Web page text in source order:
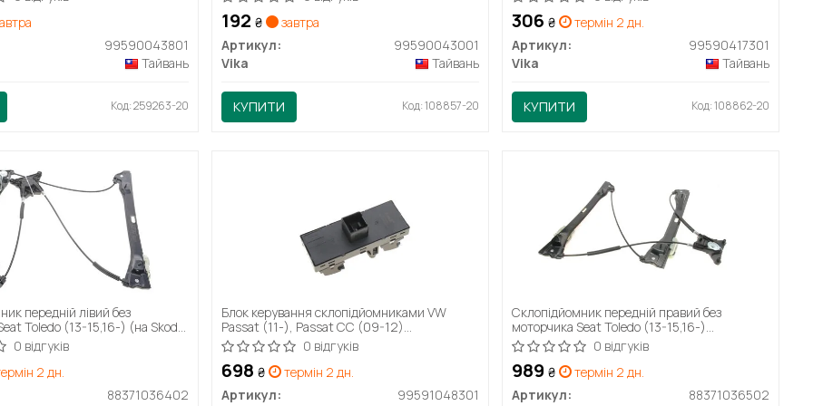
99590043801
Тайвань
Код: 259263-20
192₴
завтра
Артикул:
99590043001
Vika
Тайвань
КУПИТИ Код: 108857-20
306₴
термін 2 дн.
Артикул:
99590417301
Vika
Тайвань
КУПИТИ Код: 108862-20
передній лівий без
Toledo (13-15,16-) (на Skoda
(88371036402) DPA
0 відгуків
2 дн.
88371036402
Блок керування склопідйомниками VW
Passat (11-), Passat CC (09-12)
(99591048301) VIKA
0 відгуків
698₴
термін 2 дн.
Артикул:
99591048301
Склопідйомник передній правий без
моторчика Seat Toledo (13-15,16-)
(88371036502) DPA
0 відгуків
989₴
термін 2 дн.
Артикул:
88371036502